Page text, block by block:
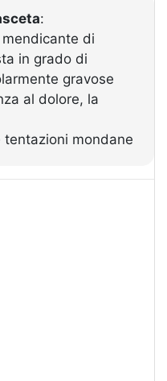
:
di
in grado di
gravose
al dolore, la
tentazioni mondane